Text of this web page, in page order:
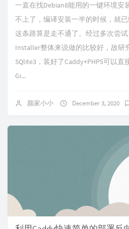
一直在找Debian8能用的一键环境安
不上了，编译安装一半的时候，就
这条路算是走不通了。经过多次尝试
Installer整体来说做的比较好，故研
SQlite3，装好了Caddy+PHP5可以
Gi...
颜家小小 December 3, 2020